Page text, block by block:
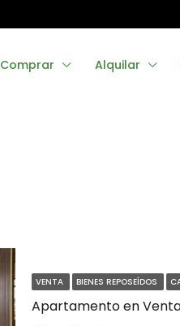
Comprar Alquilar
VENTA BIENES REPOSEÍDOS
Apartamento en